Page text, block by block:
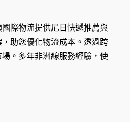
際物流提供尼日快遞推薦與
助您優化物流成本。透過跨
。多年非洲線服務經驗，使